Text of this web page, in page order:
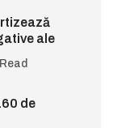
ale
de